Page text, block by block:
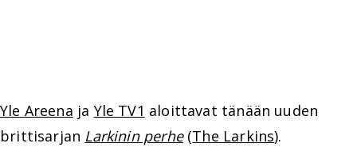
Yle Areena ja Yle TV1 aloittavat tänään uuden
brittisarjan Larkinin perhe(The Larkins).